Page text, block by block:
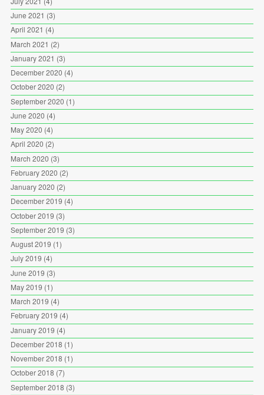
June 2021 (3)
April 2021 (4)
March 2021 (2)
January 2021 (3)
December 2020 (4)
October 2020 (2)
September 2020 (1)
June 2020 (4)
May 2020 (4)
April 2020 (2)
March 2020 (3)
February 2020 (2)
January 2020 (2)
December 2019 (4)
October 2019 (3)
September 2019 (3)
August 2019 (1)
July 2019 (4)
June 2019 (3)
May 2019 (1)
March 2019 (4)
February 2019 (4)
January 2019 (4)
December 2018 (1)
November 2018 (1)
October 2018 (7)
September 2018 (3)